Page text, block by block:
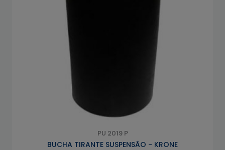
PU 2019 P
BUCHA TIRANTE SUSPENSÃO - KRONE